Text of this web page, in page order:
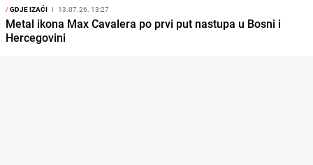
/GDJE IZAĆI I 13.07.26. 13:27
Metal ikona Max Cavalera po prvi put nastupa u Bosni i
Hercegovini